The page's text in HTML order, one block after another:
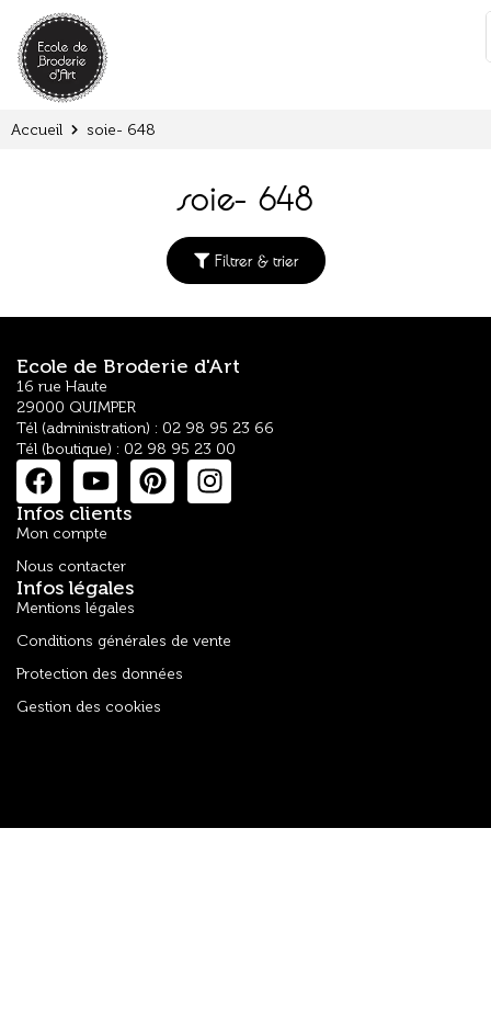
:
Accueil soie- 648
soie- 648
Filtrer & trier
Ecole de Broderie d'Art
16 rue Haute
29000 QUIMPER
Tél (administration) : 02 98 95 23 66
Tél (boutique) : 02 98 95 23 00
Infos clients
Mon compte
Nous contacter
Infos légales
Mentions légales
Conditions générales de vente
Protection des données
Gestion des cookies
Panneau de gestion des cookies